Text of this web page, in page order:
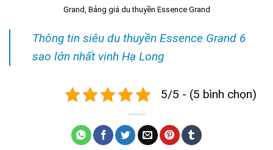
Grand, Bảng giá du thuyền Essence Grand
Thông tin siêu du thuyền Essence Grand 6
sao lớn nhất vịnh Hạ Long
5/5 - (5 bình chọn)